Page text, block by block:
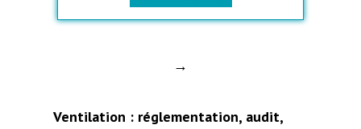
→
Ventilation : réglementation, audit,